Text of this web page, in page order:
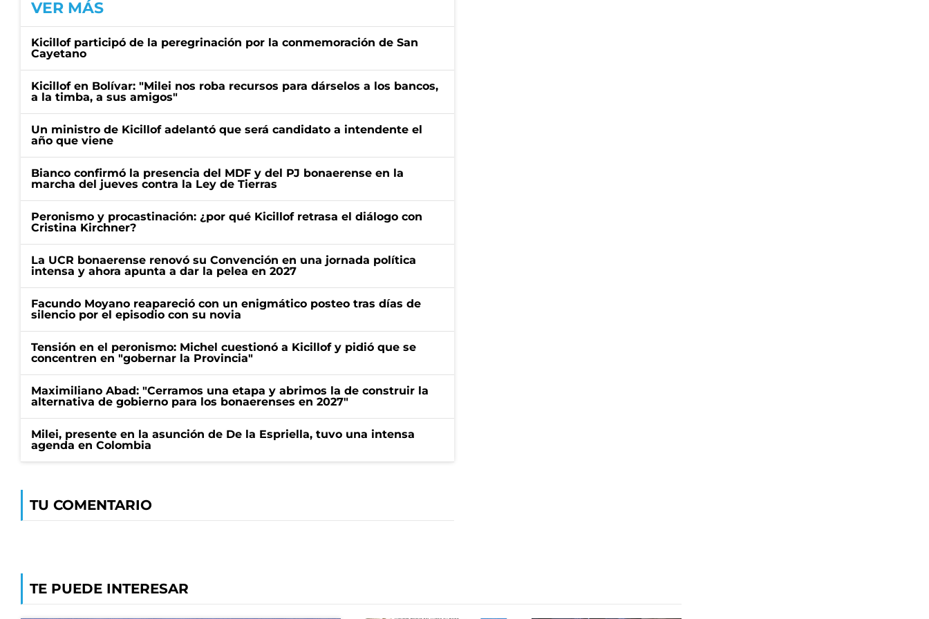
VER MÁS
Kicillof participó de la peregrinación por la conmemoración de San
Cayetano
Kicillof en Bolívar: "Milei nos roba recursos para dárselos a los bancos,
a la timba, a sus amigos"
Un ministro de Kicillof adelantó que será candidato a intendente el
año que viene
Bianco confirmó la presencia del MDF y del PJ bonaerense en la
marcha del jueves contra la Ley de Tierras
Peronismo y procastinación: ¿por qué Kicillof retrasa el diálogo con
Cristina Kirchner?
La UCR bonaerense renovó su Convención en una jornada política
intensa y ahora apunta a dar la pelea en 2027
Facundo Moyano reapareció con un enigmático posteo tras días de
silencio por el episodio con su novia
Tensión en el peronismo: Michel cuestionó a Kicillof y pidió que se
concentren en "gobernar la Provincia"
Maximiliano Abad: "Cerramos una etapa y abrimos la de construir la
alternativa de gobierno para los bonaerenses en 2027"
Milei, presente en la asunción de De la Espriella, tuvo una intensa
agenda en Colombia
TU COMENTARIO
TE PUEDE INTERESAR